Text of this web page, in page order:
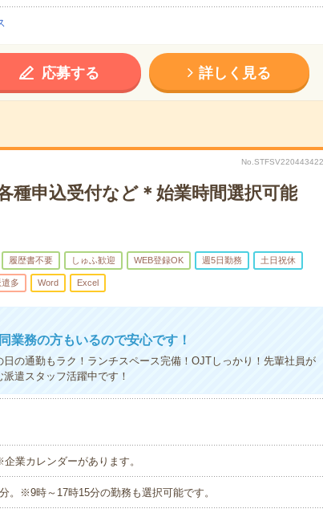
応募する 詳しく見る
種申込受付など＊始業時間選択可能
履歴書不要 しゅふ歓迎 WEB登録OK 週5日勤務 土日祝休
遣多 Word Excel
業務の方もいるので安心です！
の通勤もラク！ランチスペース完備！OJTしっかり！先輩社員が
遣スタッフ活躍中です！
カレンダーがあります。
※9時～17時15分の勤務も選択可能です。